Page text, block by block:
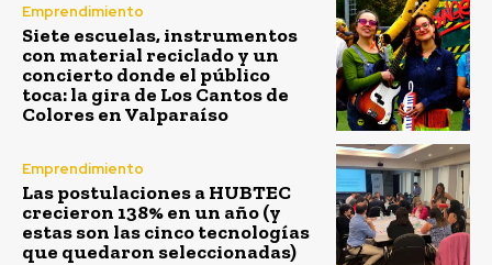
Emprendimiento
Siete escuelas, instrumentos
con material reciclado y un
concierto donde el público
toca: la gira de Los Cantos de
Colores en Valparaíso
Emprendimiento
Las postulaciones a HUBTEC
crecieron 138% en un año (y
estas son las cinco tecnologías
que quedaron seleccionadas)